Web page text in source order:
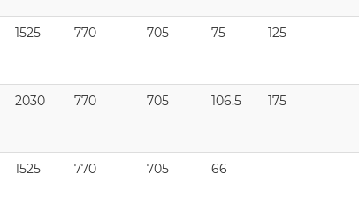
1525 770 705 75 125
2030 770 705 106.5 175
1525 770 705 66